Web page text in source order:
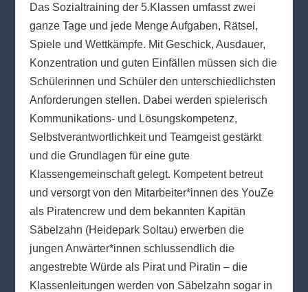
Das Sozialtraining der 5.Klassen umfasst zwei
ganze Tage und jede Menge Aufgaben, Rätsel,
Spiele und Wettkämpfe. Mit Geschick, Ausdauer,
Konzentration und guten Einfällen müssen sich die
Schülerinnen und Schüler den unterschiedlichsten
Anforderungen stellen. Dabei werden spielerisch
Kommunikations- und Lösungskompetenz,
Selbstverantwortlichkeit und Teamgeist gestärkt
und die Grundlagen für eine gute
Klassengemeinschaft gelegt. Kompetent betreut
und versorgt von den Mitarbeiter*innen des YouZe
als Piratencrew und dem bekannten Kapitän
Säbelzahn (Heidepark Soltau) erwerben die
jungen Anwärter*innen schlussendlich die
angestrebte Würde als Pirat und Piratin – die
Klassenleitungen werden von Säbelzahn sogar in